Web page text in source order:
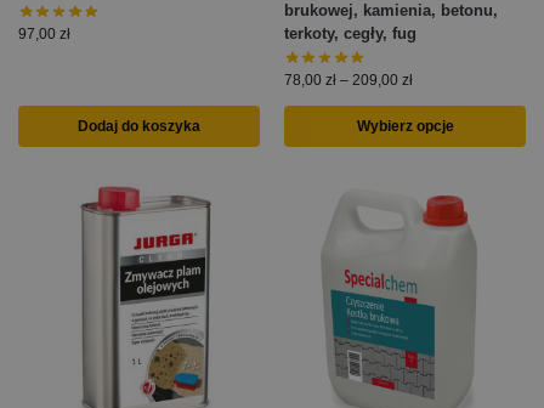
97,00 zł
Dodaj do koszyka
brukowej, kamienia, betonu,
terkoty, cegły, fug
78,00 zł – 209,00 zł
Wybierz opcje